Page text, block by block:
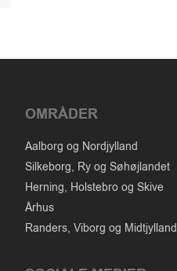
OMRÅDER
Aalborg og Nordjylland
Silkeborg, Ry og Søhøjlandet
Herning, Holstebro og Skive
Århus
Randers, Viborg og Midtjylland